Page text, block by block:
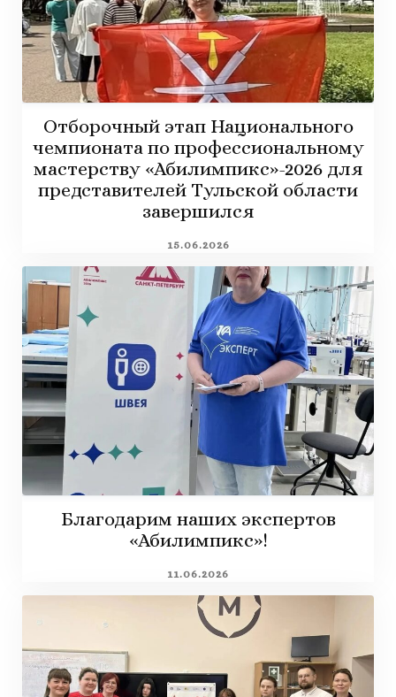
Отборочный этап Национального
чемпионата по профессиональному
мастерству «Абилимпикс»-2026 для
представителей Тульской области
завершился
15.06.2026
Благодарим наших экспертов
«Абилимпикс»!
11.06.2026